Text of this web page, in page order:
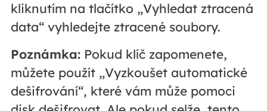
kliknutím na tlačítko „Vyhledat ztracená
data“ vyhledejte ztracené soubory.
Poznámka:Pokud klíč zapomenete,
můžete použít „Vyzkoušet automatické
dešifrování“, které vám může pomoci